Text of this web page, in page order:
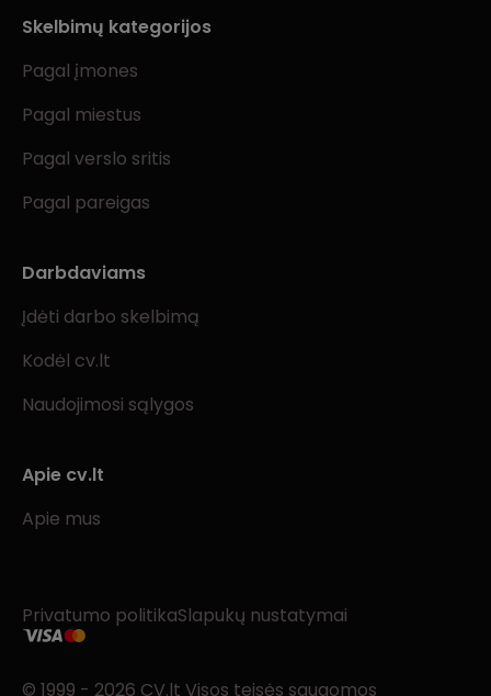
Skelbimų kategorijos
Pagal įmones
Pagal miestus
Pagal verslo sritis
Pagal pareigas
Darbdaviams
Įdėti darbo skelbimą
Kodėl cv.lt
Naudojimosi sąlygos
Apie cv.lt
Apie mus
Privatumo politikaSlapukų nustatymai
© 1999 - 2026 CV.lt Visos teisės saugomos